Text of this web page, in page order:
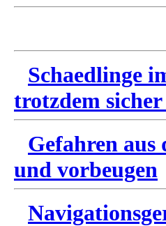
Schaedlinge
trotzdem
Gefahren
und vorbeugen